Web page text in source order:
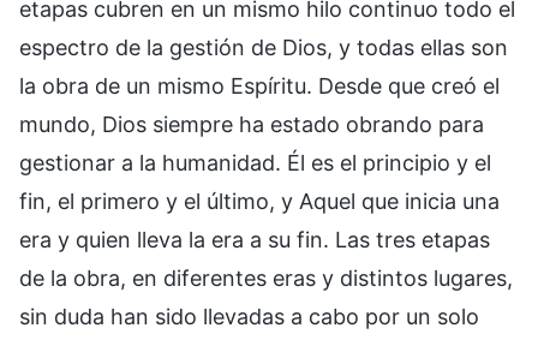
etapas cubren en un mismo hilo continuo todo el
espectro de la gestión de Dios, y todas ellas son
la obra de un mismo Espíritu. Desde que creó el
mundo, Dios siempre ha estado obrando para
gestionar a la humanidad. Él es el principio y el
fin, el primero y el último, y Aquel que inicia una
era y quien lleva la era a su fin. Las tres etapas
de la obra, en diferentes eras y distintos lugares,
sin duda han sido llevadas a cabo por un solo